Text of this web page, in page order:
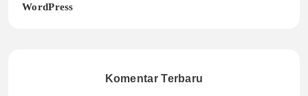
WordPress
Komentar Terbaru